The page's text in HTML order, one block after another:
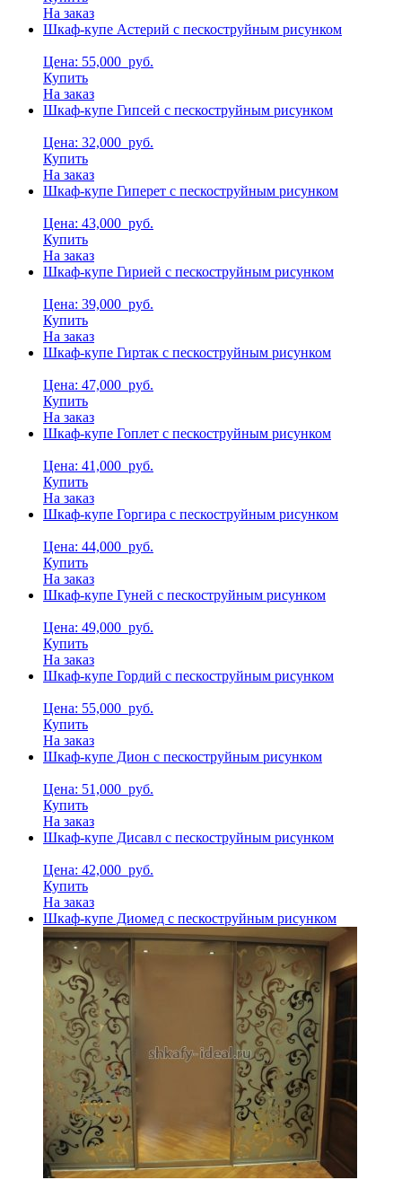
На заказ
Шкаф-купе Астерий с пескоструйным рисунком
Цена: 55,000 руб.
Купить
На заказ
Шкаф-купе Гипсей с пескоструйным рисунком
Цена: 32,000 руб.
Купить
На заказ
Шкаф-купе Гиперет с пескоструйным рисунком
Цена: 43,000 руб.
Купить
На заказ
Шкаф-купе Гирией с пескоструйным рисунком
Цена: 39,000 руб.
Купить
На заказ
Шкаф-купе Гиртак с пескоструйным рисунком
Цена: 47,000 руб.
Купить
На заказ
Шкаф-купе Гоплет с пескоструйным рисунком
Цена: 41,000 руб.
Купить
На заказ
Шкаф-купе Горгира с пескоструйным рисунком
Цена: 44,000 руб.
Купить
На заказ
Шкаф-купе Гуней с пескоструйным рисунком
Цена: 49,000 руб.
Купить
На заказ
Шкаф-купе Гордий с пескоструйным рисунком
Цена: 55,000 руб.
Купить
На заказ
Шкаф-купе Дион с пескоструйным рисунком
Цена: 51,000 руб.
Купить
На заказ
Шкаф-купе Дисавл с пескоструйным рисунком
Цена: 42,000 руб.
Купить
На заказ
Шкаф-купе Диомед с пескоструйным рисунком